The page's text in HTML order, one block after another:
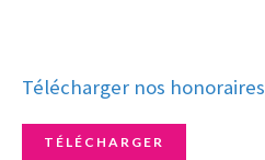
Télécharger nos honoraires
TÉLÉCHARGER